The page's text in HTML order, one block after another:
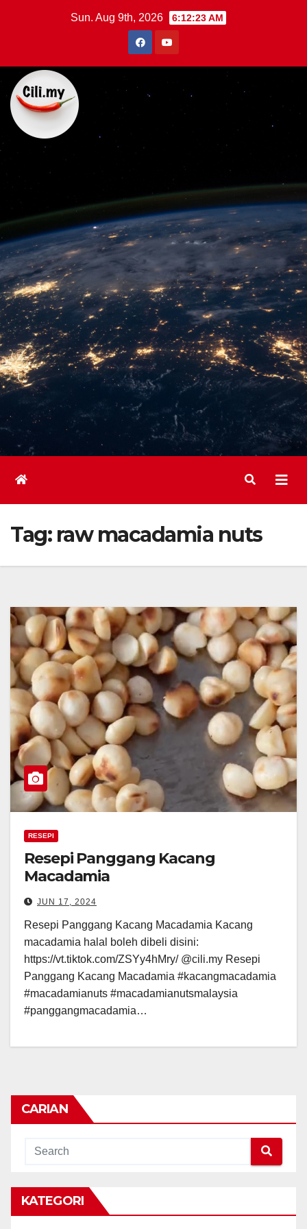
Sun. Aug 9th, 2026 6:12:24 AM
Tag: raw macadamia nuts
RESEPI
Resepi Panggang Kacang
Macadamia
JUN 17, 2024
Resepi Panggang Kacang Macadamia Kacang
macadamia halal boleh dibeli disini:
https://vt.tiktok.com/ZSYy4hMry/ @cili.my Resepi
Panggang Kacang Macadamia #kacangmacadamia
#macadamianuts #macadamianutsmalaysia
#panggangmacadamia…
CARIAN
KATEGORI